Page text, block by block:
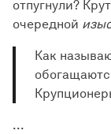
отпугнули?
очередной
Как
...